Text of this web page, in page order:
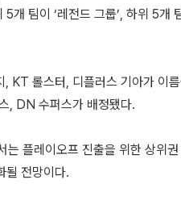
팀이 ‘레전드 그룹’, 하위 5개
KT 롤스터, 디플러스 기아가 이
, DN 수퍼스가 배정됐다.
플레이오프 진출을 위한 상위
될 전망이다.